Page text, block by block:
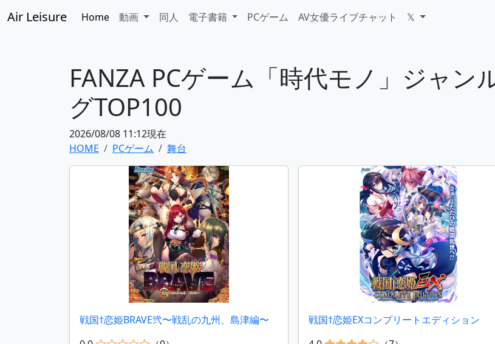
Air Leisure Home 動画 同人 電子書籍 PCゲーム AV女優ライブチャット 𝕏
FANZA PCゲーム「時代モノ」ジャン
グTOP100
2026/08/08 11:12現在
HOME
PCゲーム 舞台
戦国†恋姫BRAVE弐〜戦乱の九州、島津編〜
戦国†恋姫EXコンプリートエディション